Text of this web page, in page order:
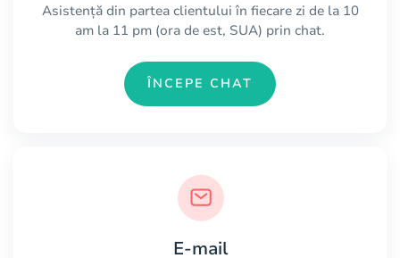
Asistență din partea clientului în fiecare zi de la 10
am la 11 pm (ora de est, SUA) prin chat.
ÎNCEPE CHAT
E-mail